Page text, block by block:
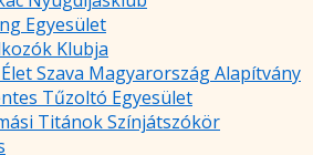
Egyesület
Klubja
Szava Magyarország Alapítvány
Tűzoltó Egyesület
Titánok Színjátszókör